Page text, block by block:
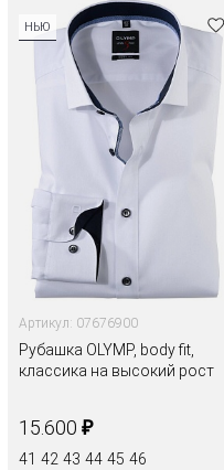
НЬЮ
Артикул: 07676900
Рубашка OLYMP, body fit,
классика на высокий рост
15.600 ₽
41 42 43 44 45 46